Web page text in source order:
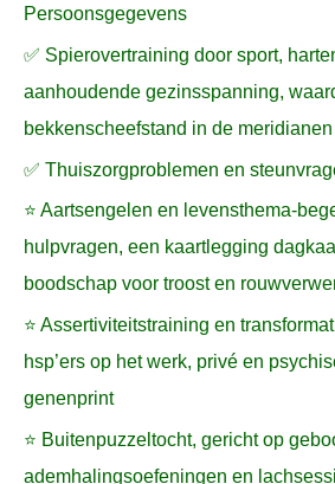
Persoonsgegevens
✅ Spierovertraining door sport,
aanhoudende gezinsspanning,
bekkenscheefstand in de
✅ Thuiszorgproblemen en
⭐ Aartsengelen en levensthema-
hulpvragen, een kaartlegging
boodschap voor troost en
⭐ Assertiviteitstraining en
hsp’ers op het werk, privé en
genenprint
⭐ Buitenpuzzeltocht, gericht op
ademhalingsoefeningen en